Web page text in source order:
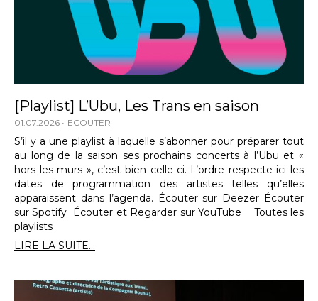
[Playlist] L’Ubu, Les Trans en saison
01.07.2026 ECOUTER
S’il y a une playlist à laquelle s’abonner pour préparer tout
au long de la saison ses prochains concerts à l’Ubu et «
hors les murs », c’est bien celle-ci. L’ordre respecte ici les
dates de programmation des artistes telles qu’elles
apparaissent dans l’agenda. Écouter sur Deezer Écouter
sur Spotify Écouter et Regarder sur YouTube Toutes les
playlists
LIRE LA SUITE...